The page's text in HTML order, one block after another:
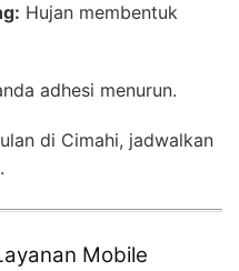
Hujan membentuk
adhesi menurun.
di Cimahi, jadwalkan
Mobile